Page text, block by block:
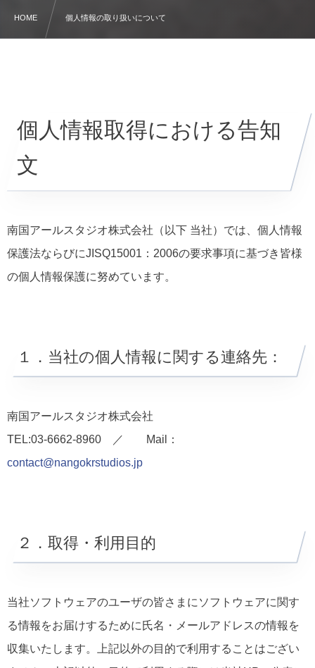
HOME 個人情報の取り扱いについて
個人情報取得における告知
文
南国アールスタジオ株式会社（以下 当社）では、個人情報
保護法ならびにJISQ15001：2006の要求事項に基づき皆様
の個人情報保護に努めています。
１．当社の個人情報に関する連絡先：
南国アールスタジオ株式会社
TEL:03-6662-8960 ／ Mail：
contact@nangokrstudios.jp
２．取得・利用目的
当社ソフトウェアのユーザの皆さまにソフトウェアに関す
る情報をお届けするために氏名・メールアドレスの情報を
収集いたします。上記以外の目的で利用することはござい